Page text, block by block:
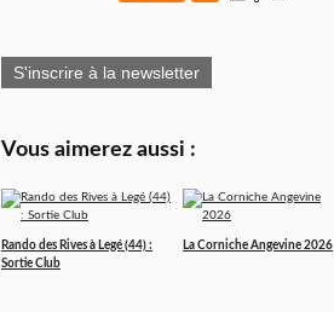
S'inscrire à la newsletter
Vous aimerez aussi :
Rando des Rives à Legé (44) :
Sortie Club
La Corniche Angevine 2026